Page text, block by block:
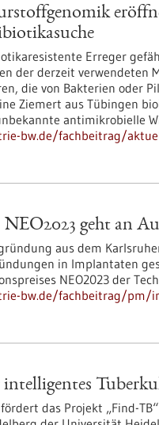
Erreger
der derzeit verwendeten
die von Bakterien oder
Ziemert aus Tübingen
antimikrobielle
bw.de/fachbeitrag/
geht an
aus dem
in Implantaten
NEO2023 der
bw.de/fachbeitrag/pm/
das Projekt „Find-